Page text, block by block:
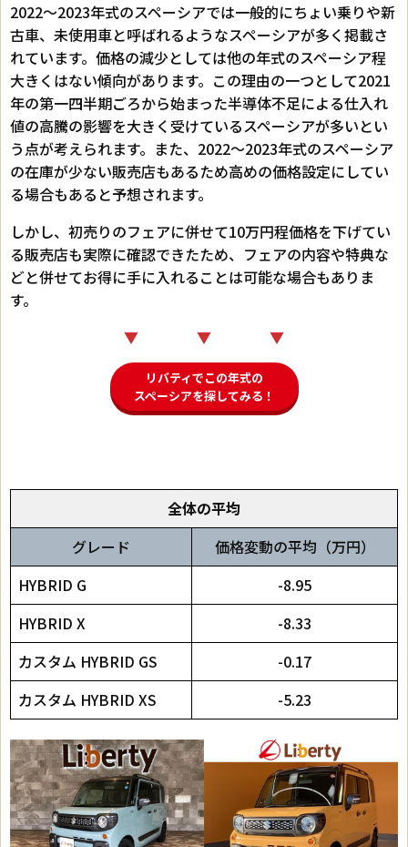
2022～2023年式のスペーシアでは一般的にちょい乗りや新
古車、未使用車と呼ばれるようなスペーシアが多く掲載さ
れています。価格の減少としては他の年式のスペーシア程
大きくはない傾向があります。この理由の一つとして2021
年の第一四半期ごろから始まった半導体不足による仕入れ
値の高騰の影響を大きく受けているスペーシアが多いとい
う点が考えられます。また、2022～2023年式のスペーシア
の在庫が少ない販売店もあるため高めの価格設定にしてい
る場合もあると予想されます。
しかし、初売りのフェアに併せて10万円程価格を下げてい
る販売店も実際に確認できたため、フェアの内容や特典な
どと併せてお得に手に入れることは可能な場合もありま
す。
▼ ▼ ▼
リバティでこの年式の
スペーシアを探してみる！
全体の平均
グレード
価格変動の平均（万円）
HYBRID G
-8.95
HYBRID X
-8.33
カスタム HYBRID GS
-0.17
カスタム HYBRID XS
-5.23